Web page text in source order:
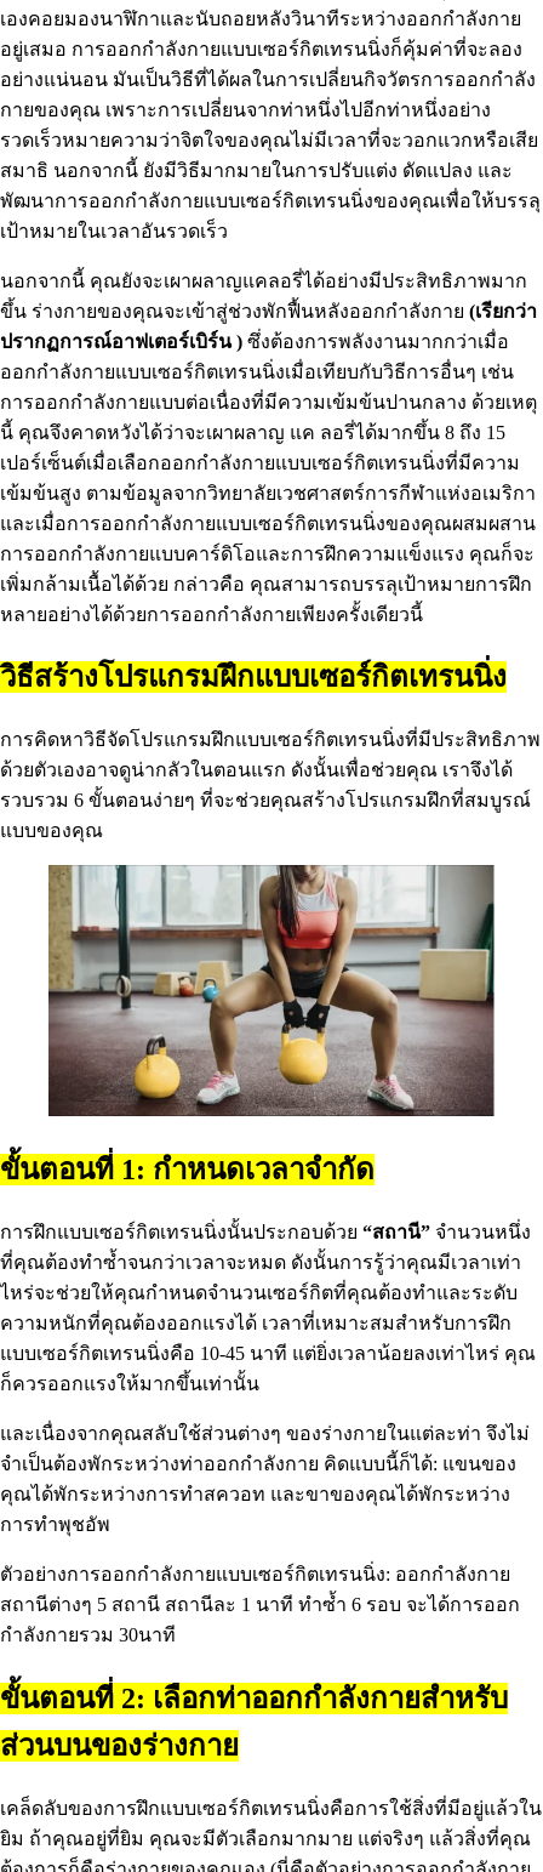
เองคอยมองนาฬิกาและนับถอยหลังวินาทีระหว่างออกกำลังกาย
อยู่เสมอ การออกกำลังกายแบบเซอร์กิตเทรนนิ่งก็คุ้มค่าที่จะลอง
อย่างแน่นอน มันเป็นวิธีที่ได้ผลในการเปลี่ยนกิจวัตรการออกกำลัง
กายของคุณ เพราะการเปลี่ยนจากท่าหนึ่งไปอีกท่าหนึ่งอย่าง
รวดเร็วหมายความว่าจิตใจของคุณไม่มีเวลาที่จะวอกแวกหรือเสีย
สมาธิ นอกจากนี้ ยังมีวิธีมากมายในการปรับแต่ง ดัดแปลง และ
พัฒนาการออกกำลังกายแบบเซอร์กิตเทรนนิ่งของคุณเพื่อให้บรรลุ
เป้าหมายในเวลาอันรวดเร็ว
นอกจากนี้ คุณยังจะเผาผลาญแคลอรี่ได้อย่างมีประสิทธิภาพมาก
ขึ้น ร่างกายของคุณจะเข้าสู่ช่วงพักฟื้นหลังออกกำลังกาย (เรียกว่า
ปรากฏการณ์อาฟเตอร์เบิร์น ) ซึ่งต้องการพลังงานมากกว่าเมื่อ
ออกกำลังกายแบบเซอร์กิตเทรนนิ่งเมื่อเทียบกับวิธีการอื่นๆ เช่น
การออกกำลังกายแบบต่อเนื่องที่มีความเข้มข้นปานกลาง ด้วยเหตุ
นี้ คุณจึงคาดหวังได้ว่าจะเผาผลาญ แค ลอรี่ได้มากขึ้น 8 ถึง 15
เปอร์เซ็นต์เมื่อเลือกออกกำลังกายแบบเซอร์กิตเทรนนิ่งที่มีความ
เข้มข้นสูง ตามข้อมูลจากวิทยาลัยเวชศาสตร์การกีฬาแห่งอเมริกา
และเมื่อการออกกำลังกายแบบเซอร์กิตเทรนนิ่งของคุณผสมผสาน
การออกกำลังกายแบบคาร์ดิโอและการฝึกความแข็งแรง คุณก็จะ
เพิ่มกล้ามเนื้อได้ด้วย กล่าวคือ คุณสามารถบรรลุเป้าหมายการฝึก
หลายอย่างได้ด้วยการออกกำลังกายเพียงครั้งเดียวนี้
วิธีสร้างโปรแกรมฝึกแบบเซอร์กิตเทรนนิ่ง
การคิดหาวิธีจัดโปรแกรมฝึกแบบเซอร์กิตเทรนนิ่งที่มีประสิทธิภาพ
ด้วยตัวเองอาจดูน่ากลัวในตอนแรก ดังนั้นเพื่อช่วยคุณ เราจึงได้
รวบรวม 6 ขั้นตอนง่ายๆ ที่จะช่วยคุณสร้างโปรแกรมฝึกที่สมบูรณ์
แบบของคุณ
ขั้นตอนที่ 1: กำหนดเวลาจำกัด
การฝึกแบบเซอร์กิตเทรนนิ่งนั้นประกอบด้วย “สถานี” จำนวนหนึ่ง
ที่คุณต้องทำซ้ำจนกว่าเวลาจะหมด ดังนั้นการรู้ว่าคุณมีเวลาเท่า
ไหร่จะช่วยให้คุณกำหนดจำนวนเซอร์กิตที่คุณต้องทำและระดับ
ความหนักที่คุณต้องออกแรงได้ เวลาที่เหมาะสมสำหรับการฝึก
แบบเซอร์กิตเทรนนิ่งคือ 10-45 นาที แต่ยิ่งเวลาน้อยลงเท่าไหร่ คุณ
ก็ควรออกแรงให้มากขึ้นเท่านั้น
และเนื่องจากคุณสลับใช้ส่วนต่างๆ ของร่างกายในแต่ละท่า จึงไม่
จำเป็นต้องพักระหว่างท่าออกกำลังกาย คิดแบบนี้ก็ได้: แขนของ
คุณได้พักระหว่างการทำสควอท และขาของคุณได้พักระหว่าง
การทำพุชอัพ
ตัวอย่างการออกกำลังกายแบบเซอร์กิตเทรนนิ่ง: ออกกำลังกาย
สถานีต่างๆ 5 สถานี สถานีละ 1 นาที ทำซ้ำ 6 รอบ จะได้การออก
กำลังกายรวม 30นาที
ขั้นตอนที่ 2: เลือกท่าออกกำลังกายสำหรับ
ส่วนบนของร่างกาย
เคล็ดลับของการฝึกแบบเซอร์กิตเทรนนิ่งคือการใช้สิ่งที่มีอยู่แล้วใน
ยิม ถ้าคุณอยู่ที่ยิม คุณจะมีตัวเลือกมากมาย แต่จริงๆ แล้วสิ่งที่คุณ